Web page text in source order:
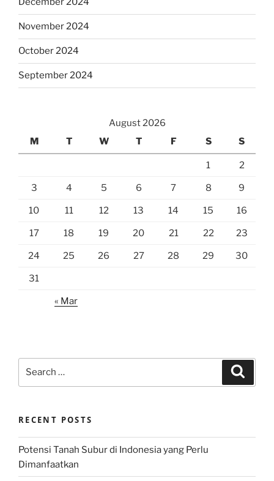
November 2024
October 2024
September 2024
August 2026
M
T W T F S S
1 2
3 4 5 6 7 8 9
10 11 12 13 14 15 16
17 18 19 20 21 22 23
24 25 26 27 28 29 30
31
« Mar
RECENT POSTS
Potensi Tanah Subur di Indonesia yang Perlu
Dimanfaatkan